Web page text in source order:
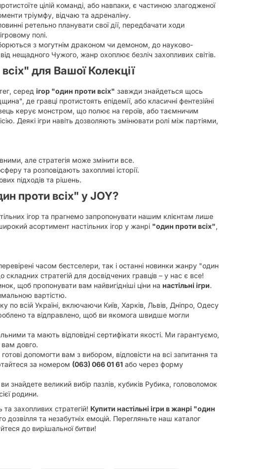
цілій команді, або навпаки, є частиною злагодженої
тріумфу, відчаю та адреналіну.
ретельно планувати свої дії, передбачати ходи
полі.
борються з могутнім драконом чи демоном, до науково-
нещадного Чужого, жанр охоплює безліч захопливих світів.
для Вашої Колекції
серед ігор "один проти всіх" завжди знайдеться щось
де гравці протистоять епідемії, або класичні фентезійні
керує монстром, що полює на героїв, або таємничим
Деякі ігри навіть дозволяють змінювати ролі між партіями,
але стратегія може змінити все.
та розповідають захопливі історії.
підходів та рішень.
проти всіх" у JOY?
ігор та прагнемо запропонувати нашим клієнтам лише
асортимент настільних ігор у жанрі "один проти всіх",
часом бестселери, так і останні новинки жанру "один
складних стратегій для досвідчених гравців – у нас є все!
щоб пропонувати вам найвигідніші ціни на настільні ігри.
вартістю.
по всій Україні, включаючи Київ, Харків, Львів, Дніпро, Одесу
та відправлено, щоб ви якомога швидше могли
та мають відповідні сертифікати якості. Ми гарантуємо,
довго.
допомогти вам з вибором, відповісти на всі запитання та
за номером (063) 066 01 61або через форму
знайдете великий вибір пазлів, кубиків Рубика, головоломок
родини.
захопливих стратегій! Купити настільні ігри в жанрі "один
дозвілля та незабутніх емоцій. Перегляньте наш каталог
до вирішальної битви!